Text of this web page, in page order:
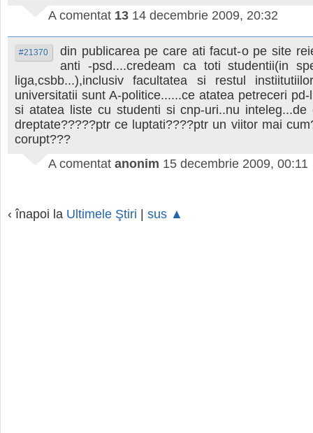
A comentat 13 14 decembrie 2009, 20:32
#21370
din publicarea pe care ati facut-o pe site
anti -psd....credeam ca toti studentii(in
liga,csbb...),inclusiv facultatea si restul
universitatii sunt A-politice......ce atatea petreceri
si atatea liste cu studenti si cnp-uri..nu inteleg...de
dreptate?????ptr ce luptati????ptr un viitor mai
corupt???
A comentat anonim 15 decembrie 2009, 00:11
‹ înapoi la Ultimele Ştiri | sus ▲